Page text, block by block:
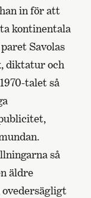
in för att
kontinentala
Savolas
diktatur och
talet så
så
äldre
ovedersägligt